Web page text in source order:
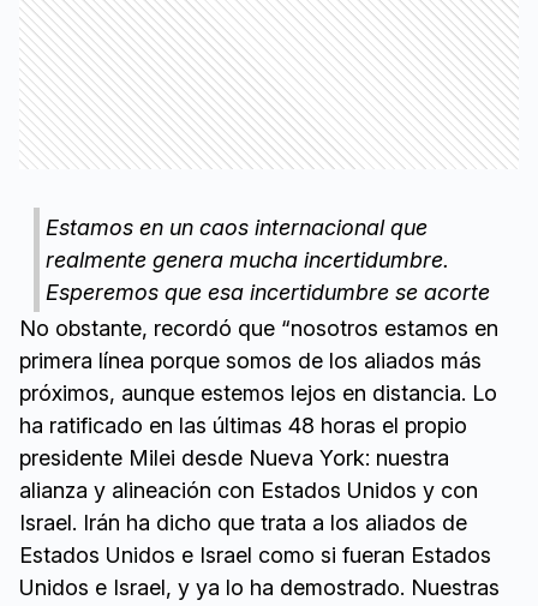
Estamos en un caos internacional que
realmente genera mucha incertidumbre.
Esperemos que esa incertidumbre se acorte
No obstante, recordó que “nosotros estamos en
primera línea porque somos de los aliados más
próximos, aunque estemos lejos en distancia. Lo
ha ratificado en las últimas 48 horas el propio
presidente Milei desde Nueva York: nuestra
alianza y alineación con Estados Unidos y con
Israel. Irán ha dicho que trata a los aliados de
Estados Unidos e Israel como si fueran Estados
Unidos e Israel, y ya lo ha demostrado. Nuestras